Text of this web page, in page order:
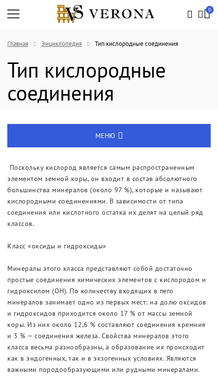
0
Главная Энциклопедия Тип кислородные соединения
Тип кислородные
соединения
МЕНЮ
Выставки
Поскольку кислород является самым распространенным
элементом земной коры, он входит в состав абсолютного
большинства минералов (около 97 %), которые и называют
кислородными соединениями. В зависимости от типа
соединения или кислотного остатка их делят на целый ряд
классов.
Класс «оксиды и гидроксиды»
Минералы этого класса представляют собой достаточно
простые соединения химических элементов с кислородом и
гидроксилом (ОН). По количеству входящих в пего
минералов занимает одно из первых мест: на долю оксидов
и гидроксидов приходится около 17 % от массы земной
коры. Из них около 12,6 % составляют соединения кремния
и 3 % — соединения железа. Свойства минералов этого
класса весьма разнообразны, а образование их происходит
как в эндогенных, так и в экзогенных условиях. Являются
важными породообразующими или рудными минералами.